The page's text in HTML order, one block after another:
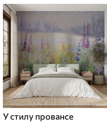
У стилу провансе